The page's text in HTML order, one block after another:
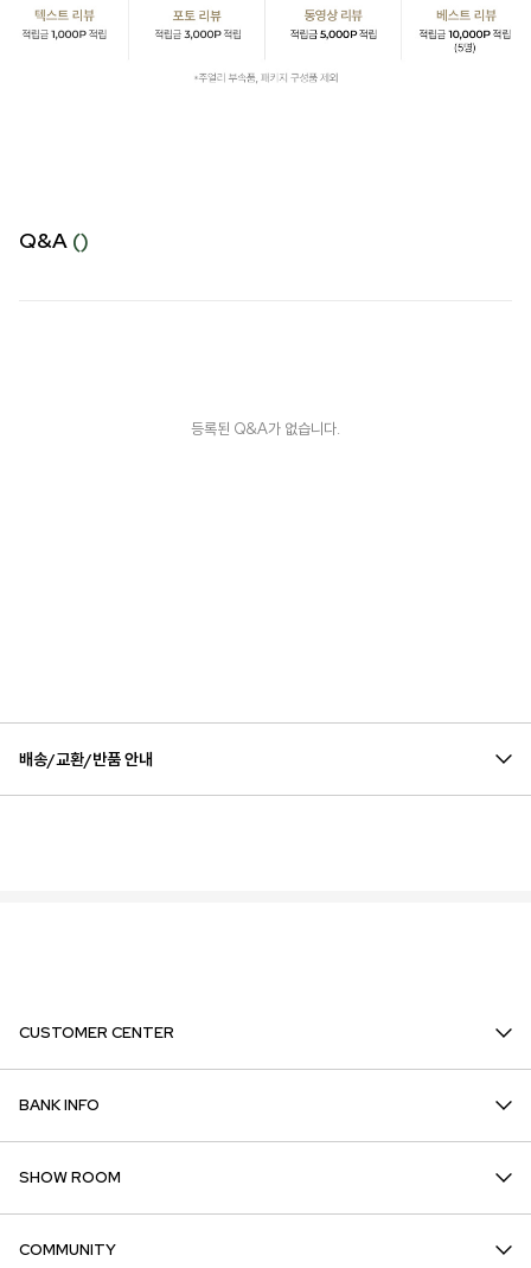
Q&A ()
등록된 Q&A가 없습니다.
배송/교환/반품 안내
CUSTOMER CENTER
BANK INFO
SHOW ROOM
COMMUNITY